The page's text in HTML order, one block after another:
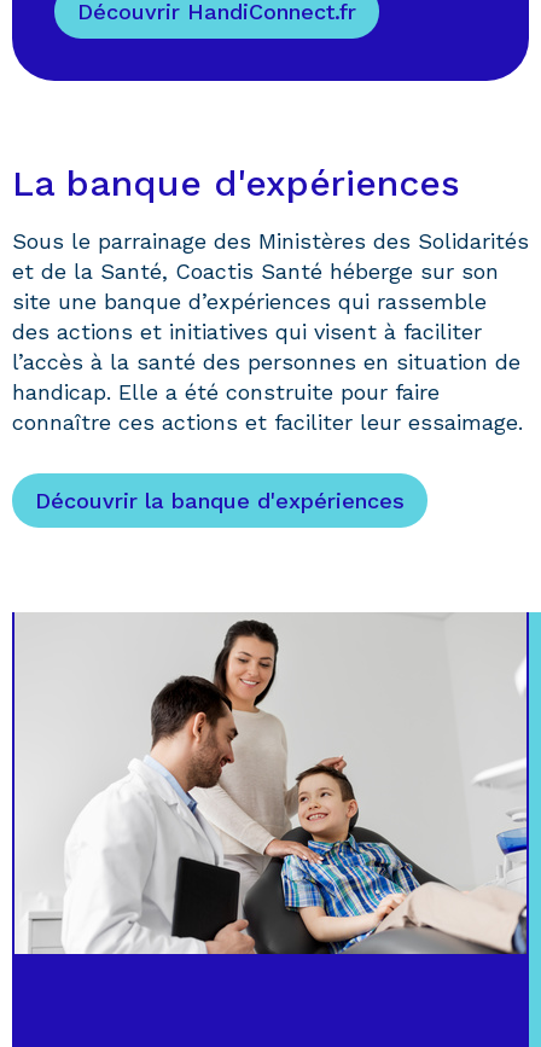
Découvrir HandiConnect.fr
La banque d'expériences
Sous le parrainage des Ministères des Solidarités
et de la Santé, Coactis Santé héberge sur son
site une banque d’expériences qui rassemble
des actions et initiatives qui visent à faciliter
l’accès à la santé des personnes en situation de
handicap. Elle a été construite pour faire
connaître ces actions et faciliter leur essaimage.
Découvrir la banque d'expériences